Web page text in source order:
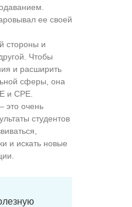
ее своей
стороны и
Чтобы
и расширить
сферы, она
и CPE.
это очень
студентов
и искать новые